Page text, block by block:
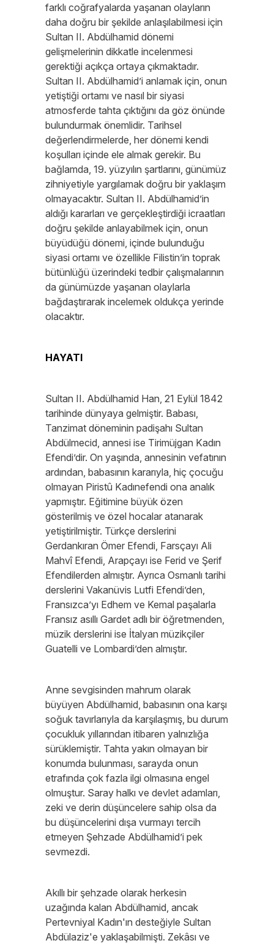
farklı coğrafyalarda yaşanan olayların
daha doğru bir şekilde anlaşılabilmesi için
Sultan II. Abdülhamid dönemi
gelişmelerinin dikkatle incelenmesi
gerektiği açıkça ortaya çıkmaktadır.
Sultan II. Abdülhamid’i anlamak için, onun
yetiştiği ortamı ve nasıl bir siyasi
atmosferde tahta çıktığını da göz önünde
bulundurmak önemlidir. Tarihsel
değerlendirmelerde, her dönemi kendi
koşulları içinde ele almak gerekir. Bu
bağlamda, 19. yüzyılın şartlarını, günümüz
zihniyetiyle yargılamak doğru bir yaklaşım
olmayacaktır. Sultan II. Abdülhamid’in
aldığı kararları ve gerçekleştirdiği icraatları
doğru şekilde anlayabilmek için, onun
büyüdüğü dönemi, içinde bulunduğu
siyasi ortamı ve özellikle Filistin’in toprak
bütünlüğü üzerindeki tedbir çalışmalarının
da günümüzde yaşanan olaylarla
bağdaştırarak incelemek oldukça yerinde
olacaktır.
HAYATI
Sultan II. Abdülhamid Han, 21 Eylül 1842
tarihinde dünyaya gelmiştir. Babası,
Tanzimat döneminin padişahı Sultan
Abdülmecid, annesi ise Tirimüjgan Kadın
Efendi’dir. On yaşında, annesinin vefatının
ardından, babasının kararıyla, hiç çocuğu
olmayan Piristû Kadınefendi ona analık
yapmıştır. Eğitimine büyük özen
gösterilmiş ve özel hocalar atanarak
yetiştirilmiştir. Türkçe derslerini
Gerdankıran Ömer Efendi, Farsçayı Ali
Mahvî Efendi, Arapçayı ise Ferid ve Şerif
Efendilerden almıştır. Ayrıca Osmanlı tarihi
derslerini Vakanüvis Lutfi Efendi’den,
Fransızca’yı Edhem ve Kemal paşalarla
Fransız asıllı Gardet adlı bir öğretmenden,
müzik derslerini ise İtalyan müzikçiler
Guatelli ve Lombardi’den almıştır.
Anne sevgisinden mahrum olarak
büyüyen Abdülhamid, babasının ona karşı
soğuk tavırlarıyla da karşılaşmış, bu durum
çocukluk yıllarından itibaren yalnızlığa
sürüklemiştir. Tahta yakın olmayan bir
konumda bulunması, sarayda onun
etrafında çok fazla ilgi olmasına engel
olmuştur. Saray halkı ve devlet adamları,
zeki ve derin düşüncelere sahip olsa da
bu düşüncelerini dışa vurmayı tercih
etmeyen Şehzade Abdülhamid’i pek
sevmezdi.
Akıllı bir şehzade olarak herkesin
uzağında kalan Abdülhamid, ancak
Pertevniyal Kadın'ın desteğiyle Sultan
Abdülaziz'e yaklaşabilmişti. Zekâsı ve